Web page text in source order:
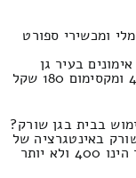
ומכשירי ספורט
בעיר גן
שורק יחד עם הרכבה ופירוק המחיר הוא 400 ומקסימום 180 שקל
בבית בגן שורק?
באינטגרציה של
ביצוע התקנות הובלת מייבש חשמלי התמחור הינו 400 ולא יותר